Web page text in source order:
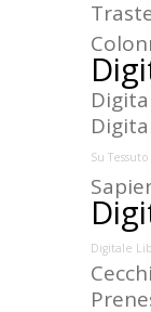
Su
Digitale